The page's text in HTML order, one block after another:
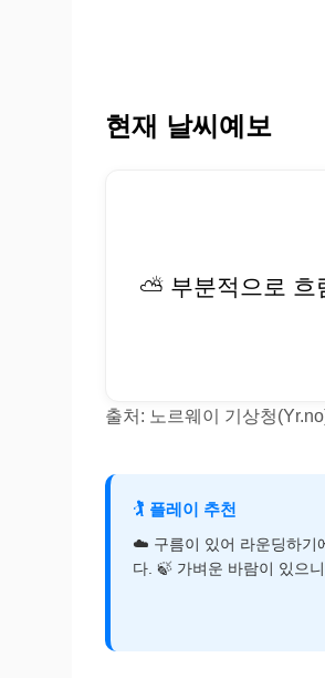
현재 날씨예보
⛅ 부분적으로 흐
출처: 노르웨이 기상청
🏌️ 플레이 추천
☁️ 구름이 있어 라운딩하기
다. 🍃 가벼운 바람이 있으